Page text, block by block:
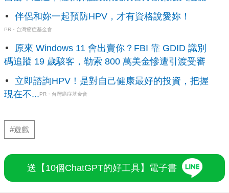
伴侶和妳一起預防HPV，才有資格說愛妳！
PR・台灣癌症基金會
原來 Windows 11 會出賣你？FBI 靠 GDID 識別
碼追蹤 19 歲駭客，勒索 800 萬美金慘遭引渡受審
立即諮詢HPV！是對自己健康最好的投資，把握
現在不...PR・台灣癌症基金會
#遊戲
送【10個ChatGPT的好工具】電子書